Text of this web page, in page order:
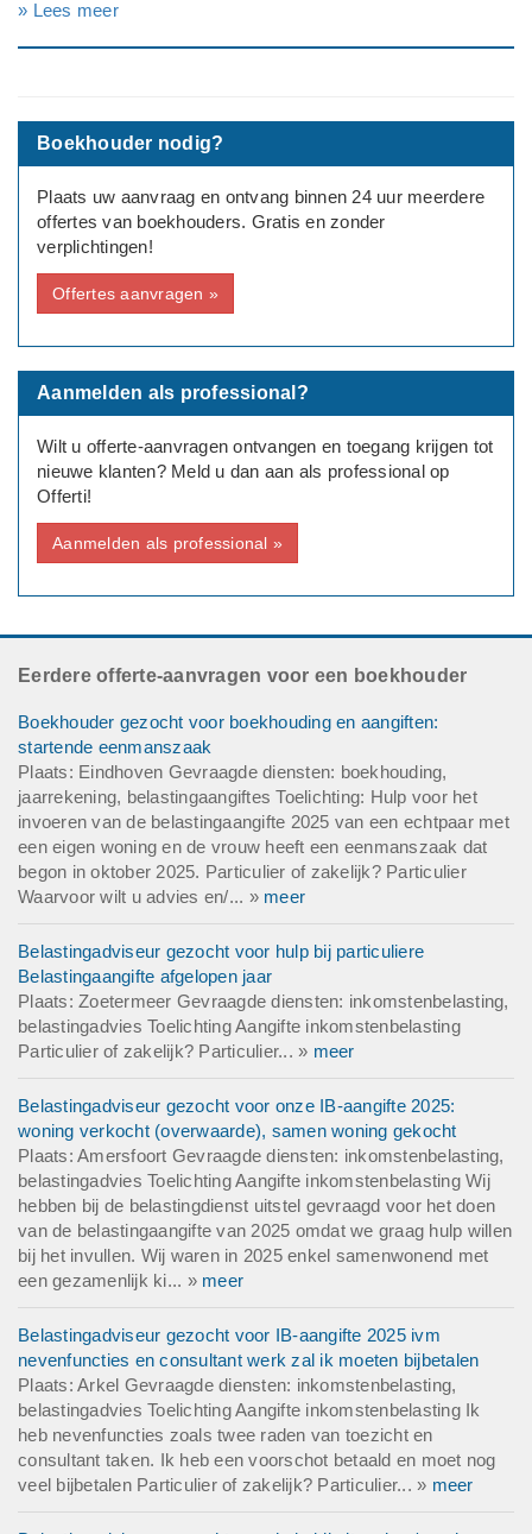
of ik zo alles correct in mijn boekhouding heb staan en bij mijn
Type aanvraag: Zakelijk
Aantal medewerkers: Geen
Bedrijfsinformatie:
Ontwerpbureau
» Lees meer
Boekhouder nodig?
Plaats uw aanvraag en ontvang binnen 24 uur meerdere
offertes van boekhouders. Gratis en zonder
verplichtingen!
Offertes aanvragen »
Aanmelden als professional?
Wilt u offerte-aanvragen ontvangen en toegang krijgen tot
nieuwe klanten? Meld u dan aan als professional op
Offerti!
Aanmelden als professional »
Eerdere offerte-aanvragen voor een boekhouder
Boekhouder gezocht voor boekhouding en aangiften:
startende eenmanszaak
Plaats: Eindhoven Gevraagde diensten: boekhouding,
jaarrekening, belastingaangiftes Toelichting: Hulp voor het
invoeren van de belastingaangifte 2025 van een echtpaar met
een eigen woning en de vrouw heeft een eenmanszaak dat
begon in oktober 2025. Particulier of zakelijk? Particulier
Waarvoor wilt u advies en/... » meer
Belastingadviseur gezocht voor hulp bij particuliere
Belastingaangifte afgelopen jaar
Plaats: Zoetermeer Gevraagde diensten: inkomstenbelasting,
belastingadvies Toelichting Aangifte inkomstenbelasting
Particulier of zakelijk? Particulier... » meer
Belastingadviseur gezocht voor onze IB-aangifte 2025:
woning verkocht (overwaarde), samen woning gekocht
Plaats: Amersfoort Gevraagde diensten: inkomstenbelasting,
belastingadvies Toelichting Aangifte inkomstenbelasting Wij
hebben bij de belastingdienst uitstel gevraagd voor het doen
van de belastingaangifte van 2025 omdat we graag hulp willen
bij het invullen. Wij waren in 2025 enkel samenwonend met
een gezamenlijk ki... » meer
Belastingadviseur gezocht voor IB-aangifte 2025 ivm
nevenfuncties en consultant werk zal ik moeten bijbetalen
Plaats: Arkel Gevraagde diensten: inkomstenbelasting,
belastingadvies Toelichting Aangifte inkomstenbelasting Ik
heb nevenfuncties zoals twee raden van toezicht en
consultant taken. Ik heb een voorschot betaald en moet nog
veel bijbetalen Particulier of zakelijk? Particulier... » meer